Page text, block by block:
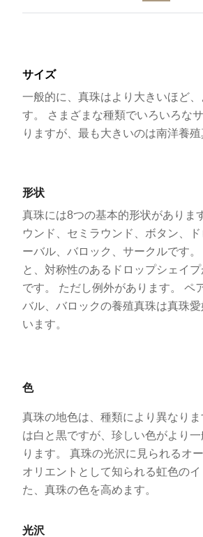
サイズ
一般的に、真珠はより大きいほど、
す。 さまざまな種類でいろいろな
りますが、最も大きいのは南洋養殖
形状
真珠には8つの基本的形状がありま
ウンド、セミラウンド、ボタン、
ーバル、バロック、サークルです
と、対称性のあるドロップシェイ
です。 ただし例外があります。 ペ
バル、バロックの養殖真珠は真珠
います。
色
真珠の地色は、種類により異なり
は白と黒ですが、珍しい色がより
ります。 真珠の光沢に見られるオ
オリエントとして知られる虹色の
た、真珠の色を高めます。
光沢